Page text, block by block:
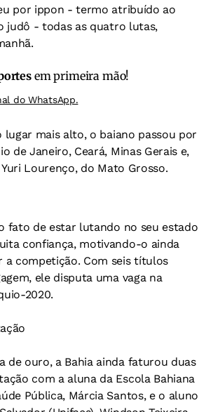
por ippon - termo atribuído ao
judô - todas as quatro lutas,
em primeira mão!
do WhatsApp.
lugar mais alto, o baiano passou por
de Janeiro, Ceará, Minas Gerais e,
Lourenço, do Mato Grosso.
fato de estar lutando no seu estado
confiança, motivando-o ainda
a competição. Com seis títulos
ele disputa uma vaga na
2020.
de ouro, a Bahia ainda faturou duas
com a aluna da Escola Bahiana
Pública, Márcia Santos, e o aluno